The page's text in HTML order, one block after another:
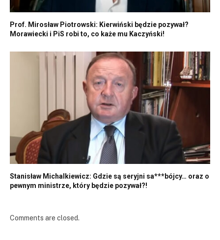
Prof. Mirosław Piotrowski: Kierwiński będzie pozywał?
Morawiecki i PiS robi to, co każe mu Kaczyński!
Stanisław Michalkiewicz: Gdzie są seryjni sa***bójcy… oraz o
pewnym ministrze, który będzie pozywał?!
Comments are closed.